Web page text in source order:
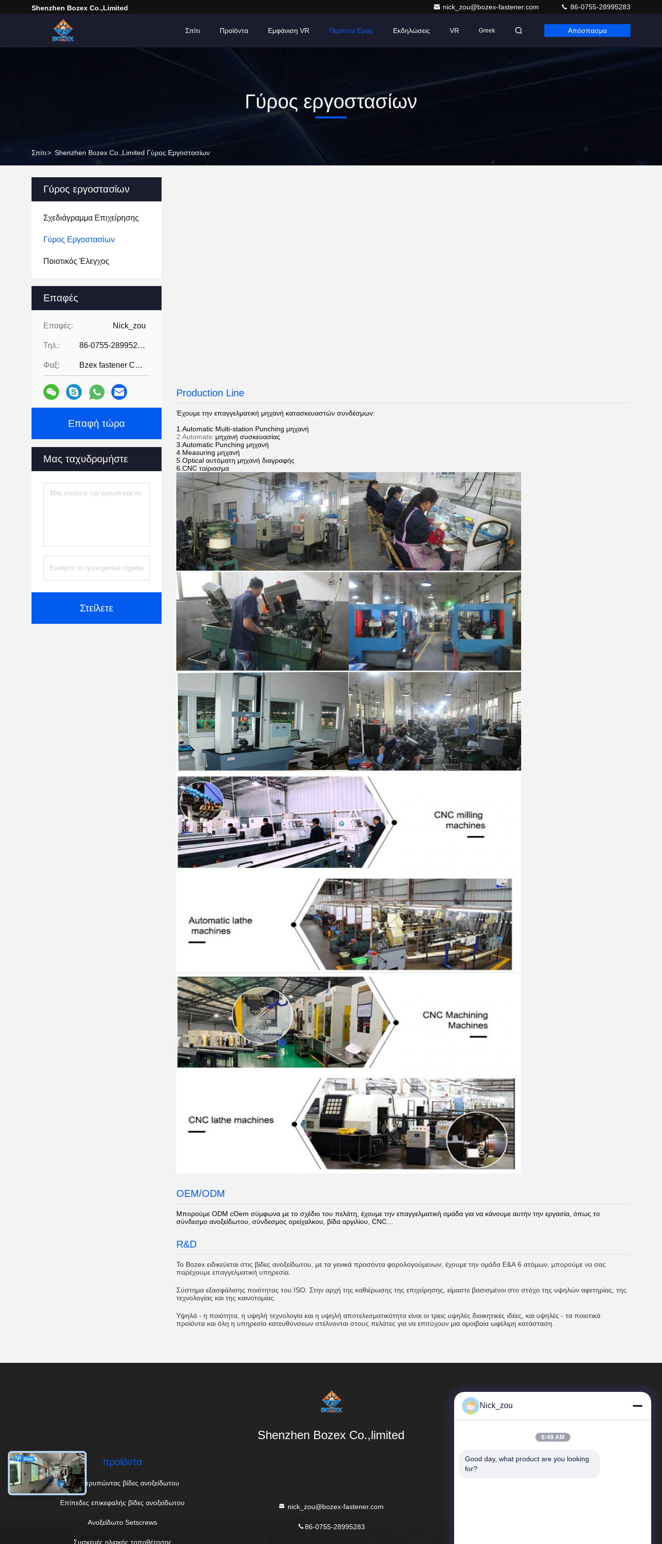
Shenzhen Bozex Co.,limited nick_zou@bozex-fastener.com 86-0755-28995283
Σπίτι Προϊόντα Εμφάνιση VR Περίπου Εμείς Εκδηλώσεις VR Greek Απόσπασμα
Γύρος εργοστασίων
Σπίτι> Shenzhen Bozex Co.,limited Γύρος Εργοστασίων
Γύρος εργοστασίων
Σχεδιάγραμμα Επιχείρησης
Γύρος Εργοστασίων
Ποιοτικός Έλεγχος
Επαφές
Επαφές: Nick_zou
Τηλ.: 86-0755-28995283
Φαξ: Bzex fastener Co., Limited-86-07
Επαφή τώρα
Μας ταχυδρομήστε
Στείλετε
Production Line
Έχουμε την επαγγελματική μηχανή κατασκευαστών συνδέσμων:
1.Automatic Multi-station Punching μηχανή
2.Automatic μηχανή συσκευασίας
3.Automatic Punching μηχανή
4.Measuring μηχανή
5.Optical αυτόματη μηχανή διαγραφής
6.CNC ταίριασμα
OEM/ODM
Μπορούμε ODM cOem σύμφωνα με το σχέδιο του πελάτη, έχουμε την επαγγελματική ομάδα για να κάνουμε αυτήν την εργασία, όπως το
σύνδεσμο ανοξείδωτου, σύνδεσμος ορείχαλκου, βίδα αργιλίου, CNC…
R&D
Το Bozex ειδικεύεται στις βίδες ανοξείδωτου, με τα γενικά προσόντα φορολογούμενων, έχουμε την ομάδα Ε&Α 6 ατόμων , μπορούμε να σας
παρέχουμε επαγγελματική υπηρεσία.
Σύστημα εξασφάλισης ποιότητας του ISO. Στην αρχή της καθιέρωσης της επιχείρησης, είμαστε βασισμένοι στο στόχο της υψηλών αφετηρίας, της
τεχνολογίας και της καινοτομίας.
Υψηλά - η ποιότητα, η υψηλή τεχνολογία και η υψηλή αποτελεσματικότητα είναι οι τρεις υψηλές διοικητικές ιδέες, και υψηλές - τα ποιοτικά
προϊόντα και όλη η υπηρεσία κατευθύνσεων στέλνονται στους πελάτες για να επιτύχουν μια αμοιβαία ωφέλιμη κατάσταση.
Shenzhen Bozex Co.,limited
προϊόντα
μόνες τρυπώντας βίδες ανοξείδωτου
Επίπεδες επικεφαλής βίδες ανοξείδωτου
Ανοξείδωτο Setscrews
Συσκευές ηλιακής τοποθέτησης
nick_zou@bozex-fastener.com
86-0755-28995283
Γρήγορες συνδέσεις
Nick_zou
6:48 AM
Good day, what product are you looking
for?